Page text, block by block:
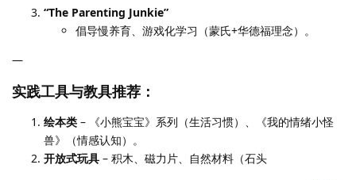
“The Parenting Junkie”
倡导慢养育、游戏化学习（蒙氏+华德福理念）。
—
实践工具与教具推荐：
绘本类 – 《小熊宝宝》系列（生活习惯）、《我的情绪小怪
兽》（情感认知）。
开放式玩具 – 积木、磁力片、自然材料（石头